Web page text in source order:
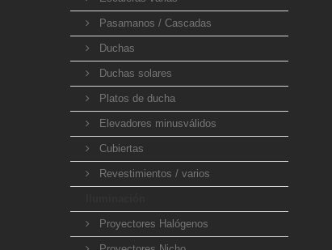
Pasamanos / Cascadas
Duchas
Duchas solares
Platos de ducha
Elevadores minusválidos
Cubiertas
Revestimientos / varios
Proyectores Halógenos